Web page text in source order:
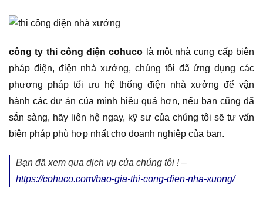
công ty thi công điện cohuco là một nhà cung cấp biện
pháp điện, điện nhà xưởng, chúng tôi đã ứng dụng các
phương pháp tối ưu hệ thống điện nhà xưởng để vận
hành các dự án của mình hiệu quả hơn, nếu bạn cũng đã
sẵn sàng, hãy liên hệ ngay, kỹ sư của chúng tôi sẽ tư vấn
biện pháp phù hợp nhất cho doanh nghiệp của bạn.
Bạn đã xem qua dịch vụ của chúng tôi ! –
https://cohuco.com/bao-gia-thi-cong-dien-nha-xuong/